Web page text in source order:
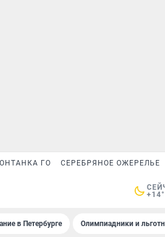
ГО СЕРЕБРЯНОЕ ОЖЕРЕЛЬЕ
в Петербурге Олимпиадники и